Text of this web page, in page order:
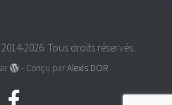
2026. Tous droits réservés.
- Conçu parAlexis DOR